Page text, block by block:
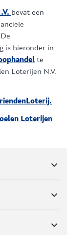
bevat een
is hieronder in
te
Loterijen N.V.
Loterijen